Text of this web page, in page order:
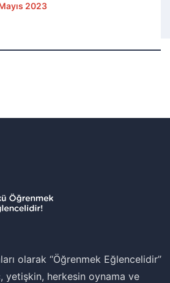
2023
olarak ‘‘Öğrenmek Eğlencelidir’’
yetişkin, herkesin oynama ve